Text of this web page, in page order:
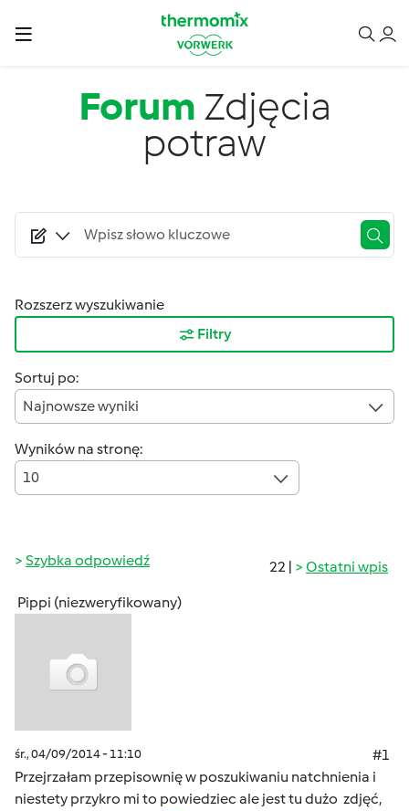
Forum Zdjęcia
potraw
Rozszerz wyszukiwanie
Filtry
Sortuj po:
Najnowsze wyniki
Wyników na stronę:
10
22 | Ostatni wpis
Szybka odpowiedź
Pippi (niezweryfikowany)
śr., 04/09/2014 - 11:10
#1
Przejrzałam przepisownię w poszukiwaniu natchnienia i
niestety przykro mi to powiedziec ale jest tu dużo zdjęć,